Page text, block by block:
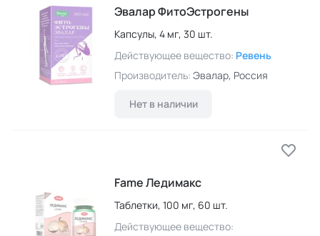
Эвалар ФитоЭстрогены
Капсулы, 4 мг, 30 шт.
Действующее вещество: Ревень
Производитель: Эвалар, Россия
Нет в наличии
Fame Ледимакс
Таблетки, 100 мг, 60 шт.
Действующее вещество: